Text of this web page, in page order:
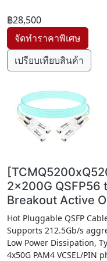
฿28,500
เปรียบเทียบสินค้า
2x200G QSFP56
Breakout Active
Hot Pluggable QSFP
Supports 212.5Gb/s
Low Power Dissipation,
4x50G PAM4 VCSEL/PIN